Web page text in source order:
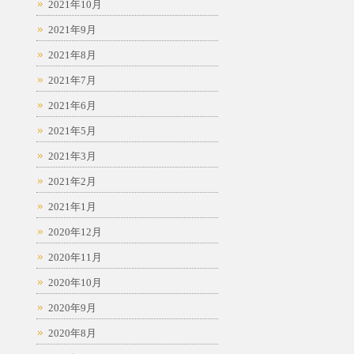
2021年10月
2021年9月
2021年8月
2021年7月
2021年6月
2021年5月
2021年3月
2021年2月
2021年1月
2020年12月
2020年11月
2020年10月
2020年9月
2020年8月